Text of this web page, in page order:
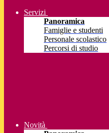
Servizi
Panoramica
Famiglie e studenti
Personale scolastico
Percorsi di studio
Novità